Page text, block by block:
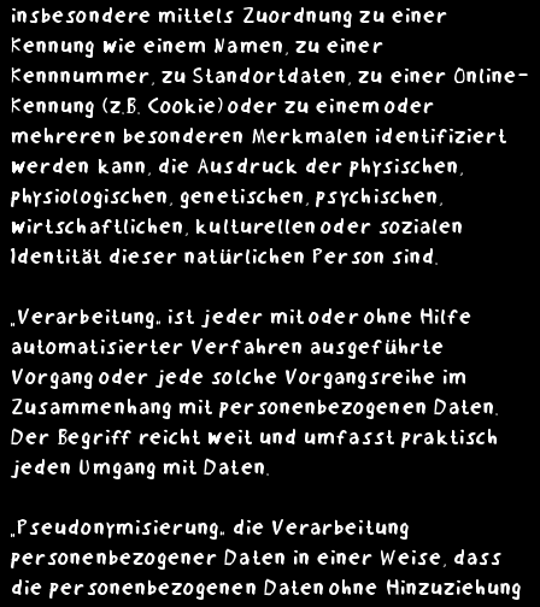
insbesondere mittels Zuordnung zu einer
Kennung wie einem Namen, zu einer
Kennnummer, zu Standortdaten, zu einer Online-
Kennung (z.B. Cookie) oder zu einem oder
mehreren besonderen Merkmalen identifiziert
werden kann, die Ausdruck der physischen,
physiologischen, genetischen, psychischen,
wirtschaftlichen, kulturellen oder sozialen
Identität dieser natürlichen Person sind.
„Verarbeitung“ ist jeder mit oder ohne Hilfe
automatisierter Verfahren ausgeführte
Vorgang oder jede solche Vorgangsreihe im
Zusammenhang mit personenbezogenen Daten.
Der Begriff reicht weit und umfasst praktisch
jeden Umgang mit Daten.
„Pseudonymisierung“ die Verarbeitung
personenbezogener Daten in einer Weise, dass
die personenbezogenen Daten ohne Hinzuziehung